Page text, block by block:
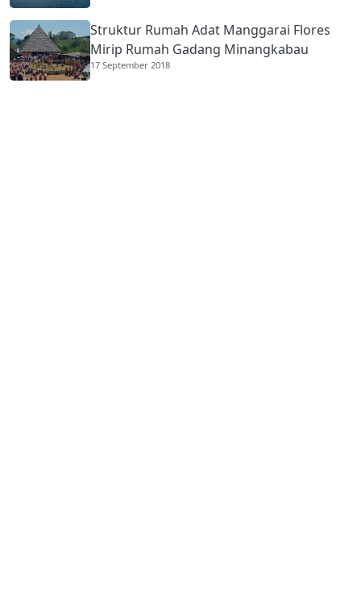
Struktur Rumah Adat Manggarai Flores
Mirip Rumah Gadang Minangkabau
17 September 2018